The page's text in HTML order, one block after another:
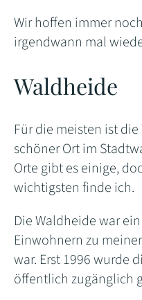
Wir hoffen immer
irgendwann mal
Waldheide
Für die meisten ist
schöner Ort im
Orte gibt es einige,
wichtigsten finde ich.
Die Waldheide war
Einwohnern zu
war. Erst 1996 wurde
öffentlich zugänglich